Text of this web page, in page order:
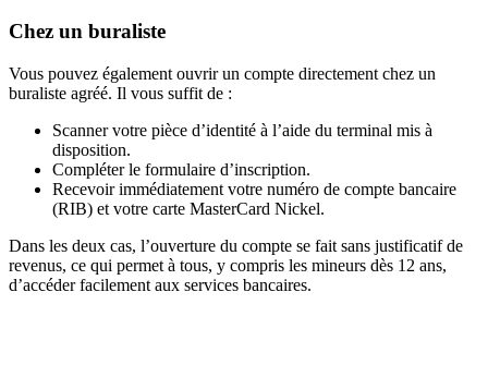
Chez un buraliste
Vous pouvez également ouvrir un compte directement chez un
buraliste agréé. Il vous suffit de :
Scanner votre pièce d’identité à l’aide du terminal mis à
disposition.
Compléter le formulaire d’inscription.
Recevoir immédiatement votre numéro de compte bancaire
(RIB) et votre carte MasterCard Nickel.
Dans les deux cas, l’ouverture du compte se fait sans justificatif de
revenus, ce qui permet à tous, y compris les mineurs dès 12 ans,
d’accéder facilement aux services bancaires.